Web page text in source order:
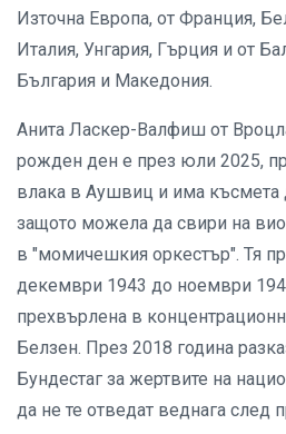
Източна Европа, от Франция,
Италия, Унгария, Гърция и от
България и Македония.
Анита Ласкер-Валфиш от
рожден ден е през юли 2025,
влака в Аушвиц и има късмета
защото можела да свири на
в "момичешкия оркестър". Тя
декември 1943 до ноември
прехвърлена в
Белзен. През 2018 година
Бундестаг за жертвите на
да не те отведат веднага след